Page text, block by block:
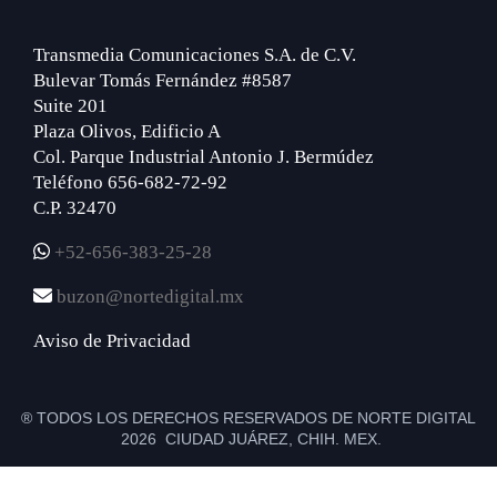
Transmedia Comunicaciones S.A. de C.V.
Bulevar Tomás Fernández #8587
Suite 201
Plaza Olivos, Edificio A
Col. Parque Industrial Antonio J. Bermúdez
Teléfono 656-682-72-92
C.P. 32470
+52-656-383-25-28
buzon@nortedigital.mx
Aviso de Privacidad
® TODOS LOS DERECHOS RESERVADOS DE NORTE DIGITAL
2026 CIUDAD JUÁREZ, CHIH. MEX.